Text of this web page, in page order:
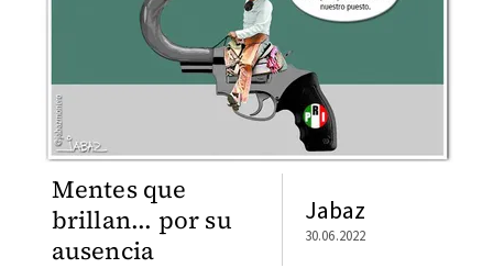
Mentes que
brillan... por su
ausencia
Jabaz
30.06.2022